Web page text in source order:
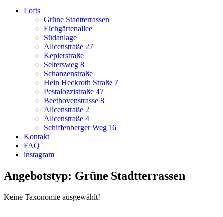
Lofts
Grüne Stadtterrassen
Eichgärtenallee
Südanlage
Alicenstraße 27
Keplerstraße
Seltersweg 8
Schanzenstraße
Hein Heckroth Straße 7
Pestalozzistraße 47
Beethovenstrasse 8
Alicenstraße 2
Alicenstraße 4
Schiffenberger Weg 16
Kontakt
FAQ
instagram
Angebotstyp: Grüne Stadtterrassen
Keine Taxonomie ausgewählt!